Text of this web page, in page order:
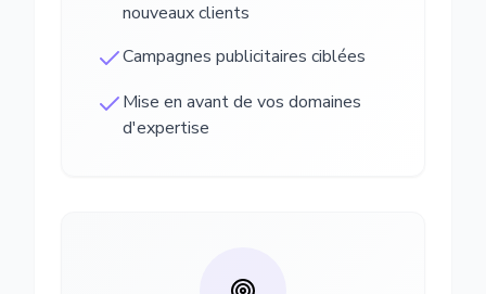
nouveaux clients
Campagnes publicitaires ciblées
Mise en avant de vos domaines
d'expertise